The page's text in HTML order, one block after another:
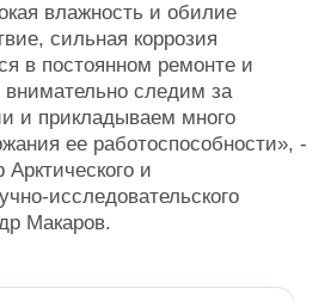
влажность и обилие
сильная коррозия
в постоянном ремонте и
следим за
и прикладываем много
ее работоспособности», -
Арктического и
исследовательского
Макаров.